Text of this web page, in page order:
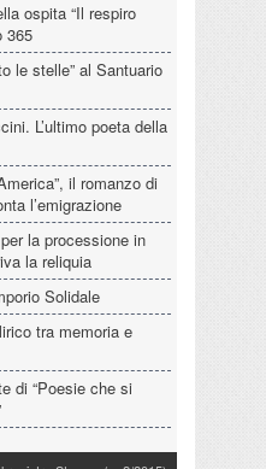
ospita “Il respiro
365
le stelle” al Santuario
L’ultimo poeta della
il romanzo di
l’emigrazione
la processione in
la reliquia
Solidale
tra memoria e
di “Poesie che si